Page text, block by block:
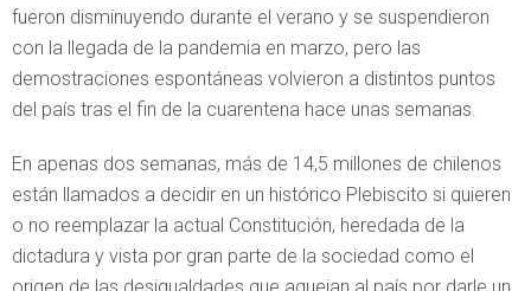
fueron disminuyendo durante el verano y se suspendieron
con la llegada de la pandemia en marzo, pero las
demostraciones espontáneas volvieron a distintos puntos
del país tras el fin de la cuarentena hace unas semanas.
En apenas dos semanas, más de 14,5 millones de chilenos
están llamados a decidir en un histórico Plebiscito si quieren
o no reemplazar la actual Constitución, heredada de la
dictadura y vista por gran parte de la sociedad como el
origen de las desigualdades que aquejan al país por darle un